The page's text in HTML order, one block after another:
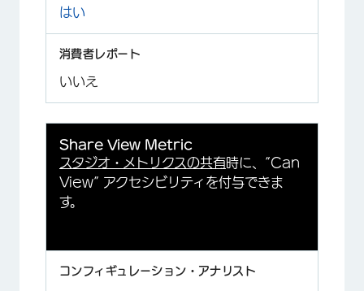
はい
いいえ
Share View Metric
スタジオ・メトリクスの共有時に、”Can
View” アクセシビリティを付与できま
す。